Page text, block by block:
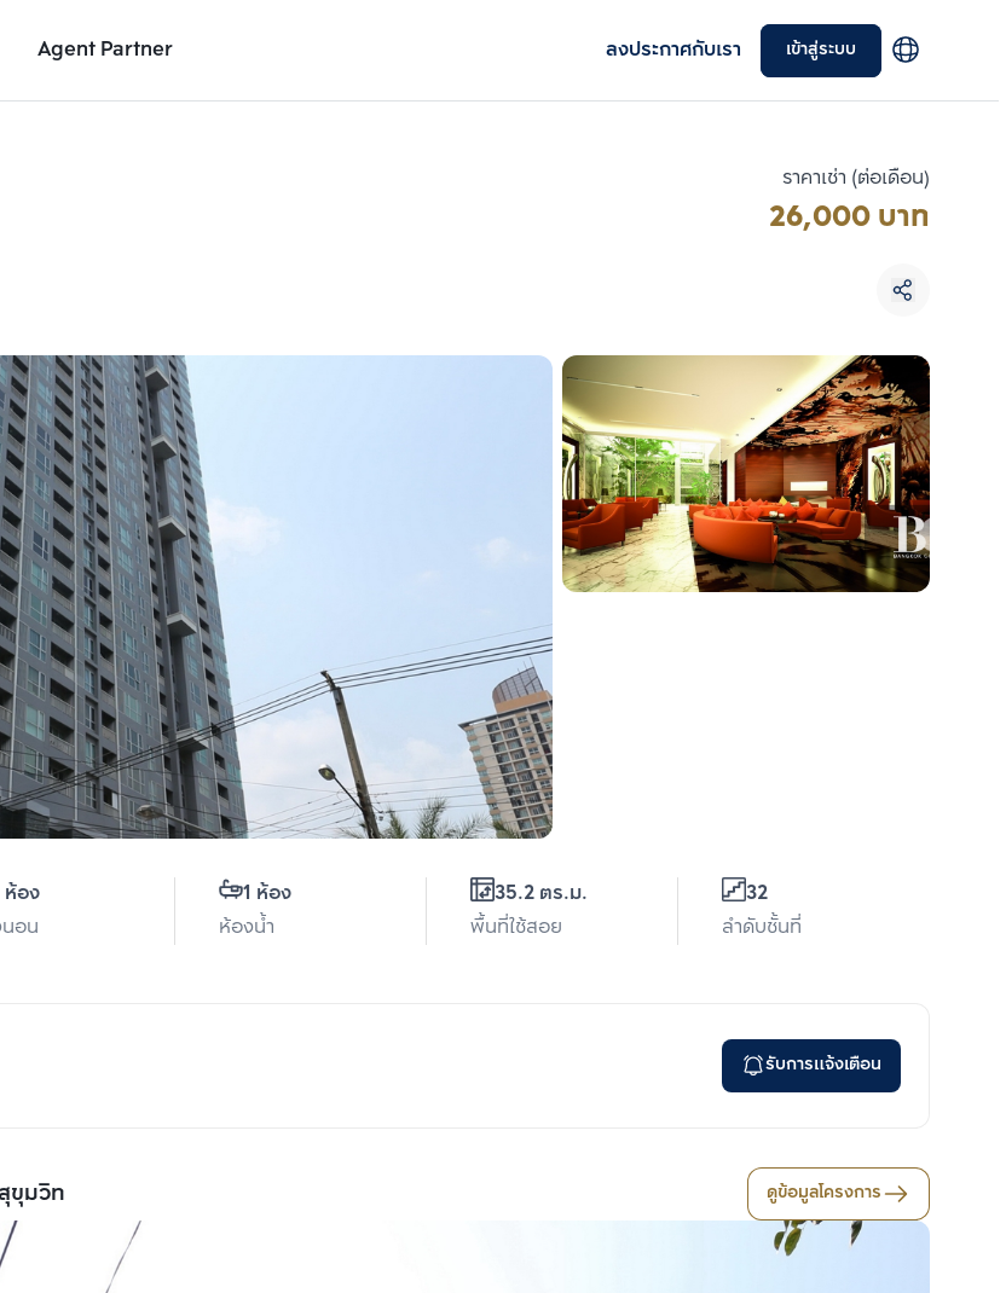
Agent Partner ลงประกาศกับเรา เข้าสู่ระบบ
รายละเอียดยูนิต
ราคาเช่า (ต่อเดือน)
26,000 บาท
ห้อง
อน
1 ห้อง
ห้องน้ำ
35.2 ตร.ม.
พื้นที่ใช้สอย
32
ลำดับชั้นที่
รับการแจ้งเตือน
ขุมวิท ดูข้อมูลโครงการ
รียบเทียบ
รที่ 2
เลือกยูนิตเพื่อเปรียบเทียบ
เลือกได้สูงสุด 3 รายการ
เปรียบเทียบ
ลบทั้งหมด